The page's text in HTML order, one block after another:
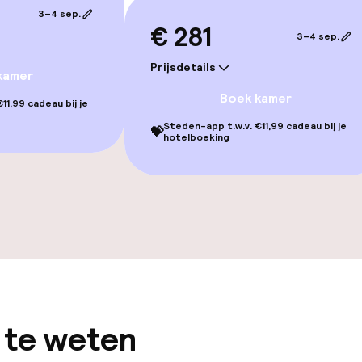
Fitnessruimte /
3–4 sep.
cadeau bij je
€ 281
Prijsdetails
3–4 sep.
Boek kamer
💝Steden-app t.w.v. €11,99 cadeau bij je
hotelboeking
te weten